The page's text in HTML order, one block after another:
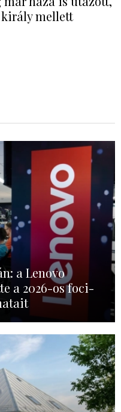
mellett
a Lenovo
a 2026-os foci-